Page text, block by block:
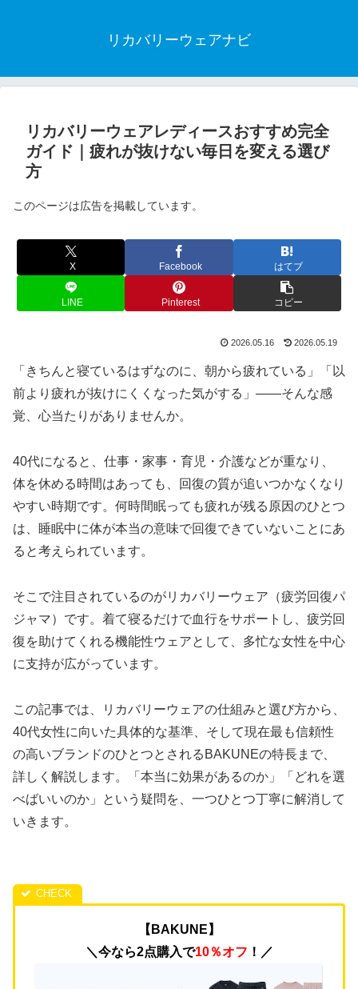
リカバリーウェアナビ
リカバリーウェアレディースおすすめ完全
ガイド｜疲れが抜けない毎日を変える選び
方
このページは広告を掲載しています。
X Facebook はてブ
LINE Pinterest コピー
2026.05.16 2026.05.19
「きちんと寝ているはずなのに、朝から疲れている」「以
前より疲れが抜けにくくなった気がする」――そんな感
覚、心当たりがありませんか。
40代になると、仕事・家事・育児・介護などが重なり、
体を休める時間はあっても、回復の質が追いつかなくなり
やすい時期です。何時間眠っても疲れが残る原因のひとつ
は、睡眠中に体が本当の意味で回復できていないことにあ
ると考えられています。
そこで注目されているのがリカバリーウェア（疲労回復パ
ジャマ）です。着て寝るだけで血行をサポートし、疲労回
復を助けてくれる機能性ウェアとして、多忙な女性を中心
に支持が広がっています。
この記事では、リカバリーウェアの仕組みと選び方から、
40代女性に向いた具体的な基準、そして現在最も信頼性
の高いブランドのひとつとされるBAKUNEの特長まで、
詳しく解説します。「本当に効果があるのか」「どれを選
べばいいのか」という疑問を、一つひとつ丁寧に解消して
いきます。
【BAKUNE】
＼今なら2点購入で10％オフ ！／